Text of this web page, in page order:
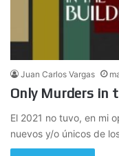
Juan Carlos Vargas
Only Murders in
El 2021 no tuvo, en mi
nuevos y/o únicos de